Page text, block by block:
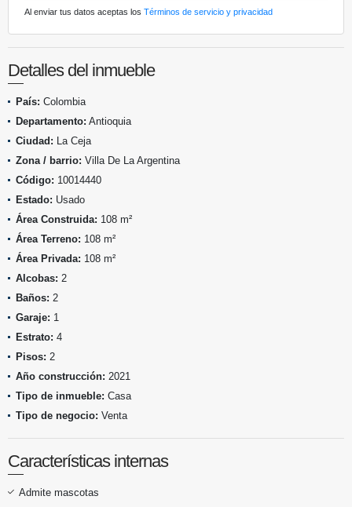
Al enviar tus datos aceptas los Términos de servicio y privacidad
Detalles del inmueble
País: Colombia
Departamento: Antioquia
Ciudad: La Ceja
Zona / barrio: Villa De La Argentina
Código: 10014440
Estado: Usado
Área Construida: 108 m²
Área Terreno: 108 m²
Área Privada: 108 m²
Alcobas: 2
Baños: 2
Garaje: 1
Estrato: 4
Pisos: 2
Año construcción: 2021
Tipo de inmueble: Casa
Tipo de negocio: Venta
Características internas
Admite mascotas